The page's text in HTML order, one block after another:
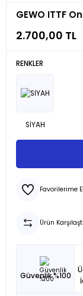
GEWO ITTF
2.700,00 TL
RENKLER
Ürün
Güvenlik %100